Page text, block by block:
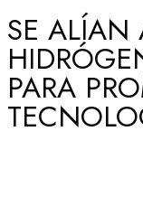
Aerolíneas
Aeronáutica
SE ALÍAN
PARA